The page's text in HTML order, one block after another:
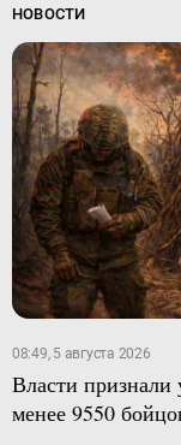
НОВОСТИ
08:49, 5 августа 2026
Власти
менее 9550